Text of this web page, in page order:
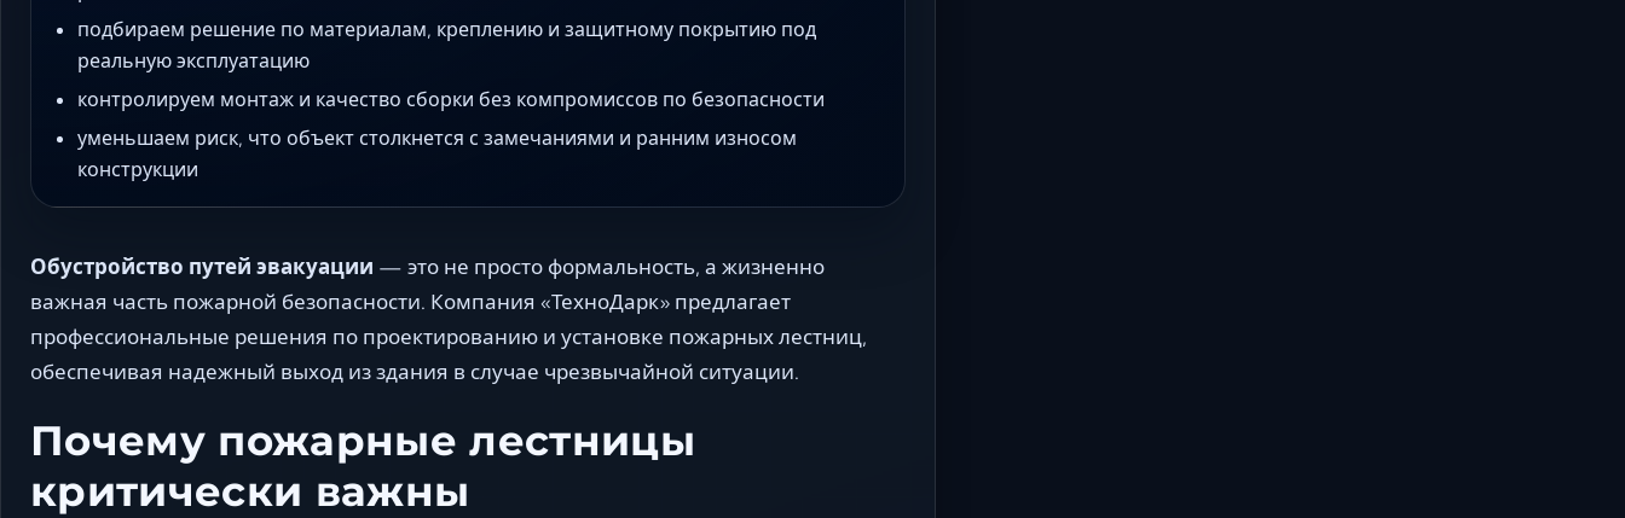
подбираем решение по материалам, креплению и защитному покрытию под
реальную эксплуатацию
контролируем монтаж и качество сборки без компромиссов по безопасности
уменьшаем риск, что объект столкнется с замечаниями и ранним износом
конструкции
Обустройство путей эвакуации — это не просто формальность, а жизненно
важная часть пожарной безопасности. Компания «ТехноДарк» предлагает
профессиональные решения по проектированию и установке пожарных лестниц,
обеспечивая надежный выход из здания в случае чрезвычайной ситуации.
Почему пожарные лестницы
критически важны